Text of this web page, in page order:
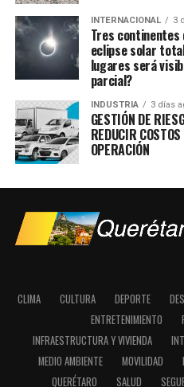
INTERNACIONAL 3
Tres continentes
eclipse solar
lugares será
parcial?
INDUSTRIA 3 días
GESTIÓN DE
REDUCIR
OPERACIÓN
CLIMA CULTURA DEPORTE
ENTRETENIMIENTO
INFRAESTRUCTURA Y VIVIENDA
MEDIO AMBIENTE
MOVILIDAD
QUERÉTARO
SALUD